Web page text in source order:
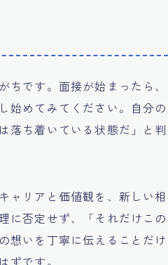
ちです。面接が始まったら
始めてみてください。自分
落ち着いている状態だ」と
ャリアと価値観を、新しい
に否定せず、「それだけこ
想いを丁寧に伝えることだ